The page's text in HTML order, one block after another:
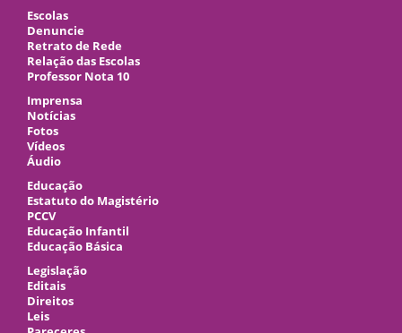
Escolas
Denuncie
Retrato de Rede
Relação das Escolas
Professor Nota 10
Imprensa
Notícias
Fotos
Vídeos
Áudio
Educação
Estatuto do Magistério
PCCV
Educação Infantil
Educação Básica
Legislação
Editais
Direitos
Leis